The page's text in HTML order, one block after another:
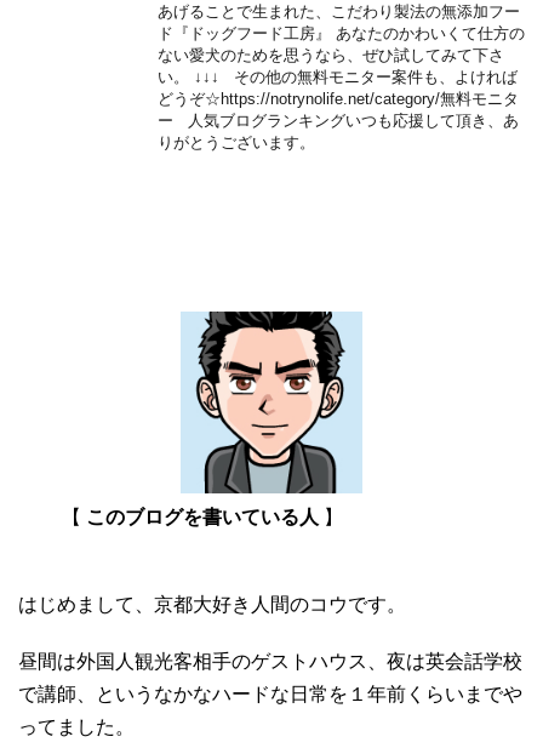
あげることで生まれた、こだわり製法の無添加フー
ド『ドッグフード工房』 あなたのかわいくて仕方の
ない愛犬のためを思うなら、ぜひ試してみて下さ
い。 ↓↓↓ その他の無料モニター案件も、よければ
どうぞ☆https://notrynolife.net/category/無料モニタ
ー 人気ブログランキングいつも応援して頂き、あ
りがとうございます。
【 このブログを書いている人 】
はじめまして、京都大好き人間のコウです。
昼間は外国人観光客相手のゲストハウス、夜は英会話学校
で講師、というなかなハードな日常を１年前くらいまでや
ってました。